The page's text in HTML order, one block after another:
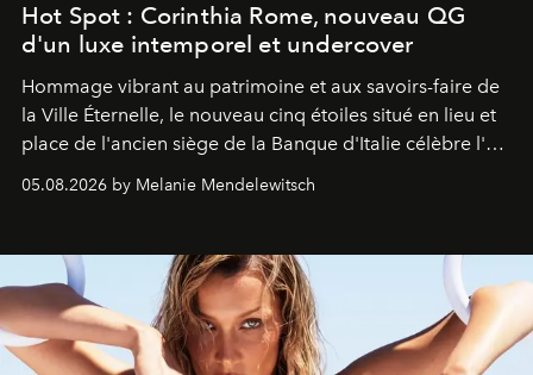
Hot Spot : Corinthia Rome, nouveau QG
d'un luxe intemporel et undercover
Hommage vibrant au patrimoine et aux savoirs-faire de
la Ville Éternelle, le nouveau cinq étoiles situé en lieu et
place de l'ancien siège de la Banque d'Italie célèbre l'art
de vivre Romain dans toute son élégance intemporelle.
05.08.2026 by Melanie Mendelewitsch